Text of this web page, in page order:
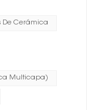
De Cerámica
Multicapa)